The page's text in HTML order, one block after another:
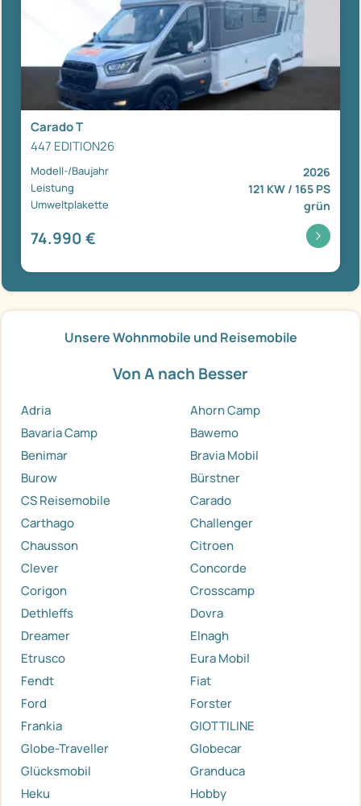
Carado T
447 EDITION26
Modell-/Baujahr 2026
Leistung 121 KW / 165 PS
Umweltplakette grün
74.990 €
Unsere Wohnmobile und Reisemobile
Von A nach Besser
Adria
Ahorn Camp
Bavaria Camp
Bawemo
Benimar
Bravia Mobil
Burow
Bürstner
CS Reisemobile
Carado
Carthago
Challenger
Chausson
Citroen
Clever
Concorde
Corigon
Crosscamp
Dethleffs
Dovra
Dreamer
Elnagh
Etrusco
Eura Mobil
Fendt
Fiat
Ford
Forster
Frankia
GIOTTILINE
Globe-Traveller
Globecar
Glücksmobil
Granduca
Heku
Hobby